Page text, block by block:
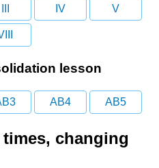
IV V
lesson
AB4 AB5
changing